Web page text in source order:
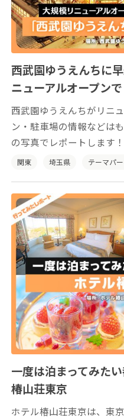
西武園ゆうえんちに
ニューアルオープン
西武園ゆうえんちがリニ
ン・駐車場の情報などは
の写真でレポートします
うえんちは、2021年5月
関東 埼玉県 テーマパ
一度は泊まってみた
椿山荘東京
ホテル椿山荘東京は、東